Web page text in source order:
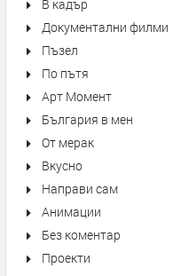
В кадър
Документални филми
Пъзел
По пътя
Арт Момент
България в мен
От мерак
Вкусно
Направи сам
Анимации
Без коментар
Проекти